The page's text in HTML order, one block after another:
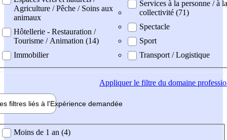
Agriculture / Pêche / Soins aux
animaux
Hôtellerie - Restauration /
Tourisme / Animation (14)
Immobilier
Services à la personne / à la
collectivité (71)
Spectacle
Sport
Transport / Logistique
Appliquerle filtre du domaine
filtres liés à l'Expérience demandée
demandée
Moins de 1 an (4)